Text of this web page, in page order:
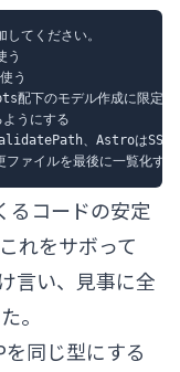
てください。
う
う
下のモデル作成に限定す
うにする
、AstroはSSG
るコードの安定
れをサボって
言い、見事に全
。
同じ型にする